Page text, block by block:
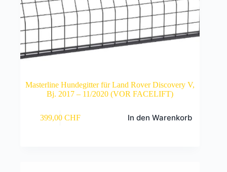
Masterline Hundegitter für Land Rover Discovery V,
Bj. 2017 – 11/2020 (VOR FACELIFT)
399,00 CHF In den Warenkorb